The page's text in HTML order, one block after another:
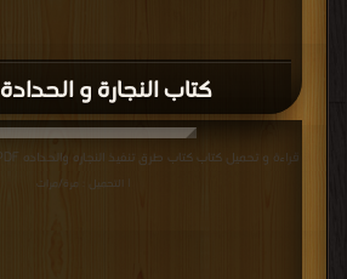
كتاب النجارة و الحدادة PDF
قراءة و تحميل كتاب كتاب طرق تنفيذ النجاره والحداده PDF مجانا | مكتبة >
| التحميل : مرة/مرات